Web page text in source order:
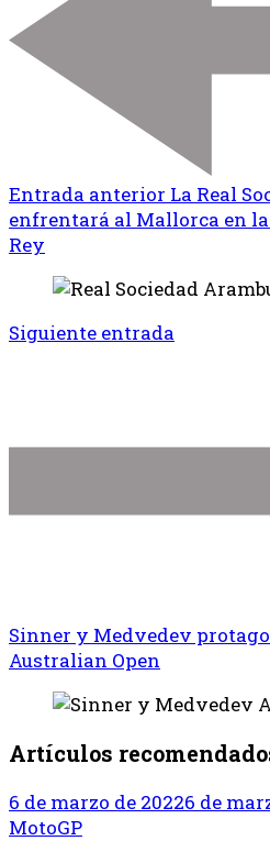
Entrada anterior La Real
enfrentará al Mallorca en
Rey
Siguiente entrada
Sinner y Medvedev
Australian Open
Artículos
6 de marzo de 20226 de
MotoGP